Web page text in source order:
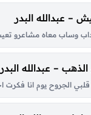
ياهوى البال
– عبدالله البدر
وساب معاه مشاعرو
لو طلبت اقابلك
– عبدالله البدر
قلبي الجروح يوم انا